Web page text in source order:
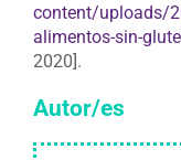
content/uploads/
alimentos-sin-
2020].
Autor/es